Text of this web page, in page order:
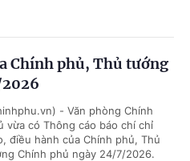
Chính phủ, Thủ tướng
- Văn phòng Chính
vừa có Thông cáo báo chí chỉ
điều hành của Chính phủ, Thủ
Chính phủ ngày 24/7/2026.